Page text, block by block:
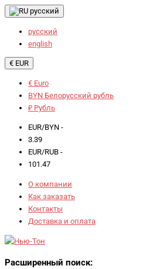
русский
русский
english
€ EUR
€ Euro
BYN Белорусский рубль
₽ Рубль
EUR/BYN -
3.39
EUR/RUB -
101.47
О компании
Как заказать
Контакты
Доставка и оплата
Расширенный поиск: